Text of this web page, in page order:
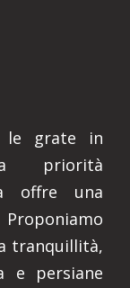
le grate in
priorità
offre una
tranquillità,
e persiane